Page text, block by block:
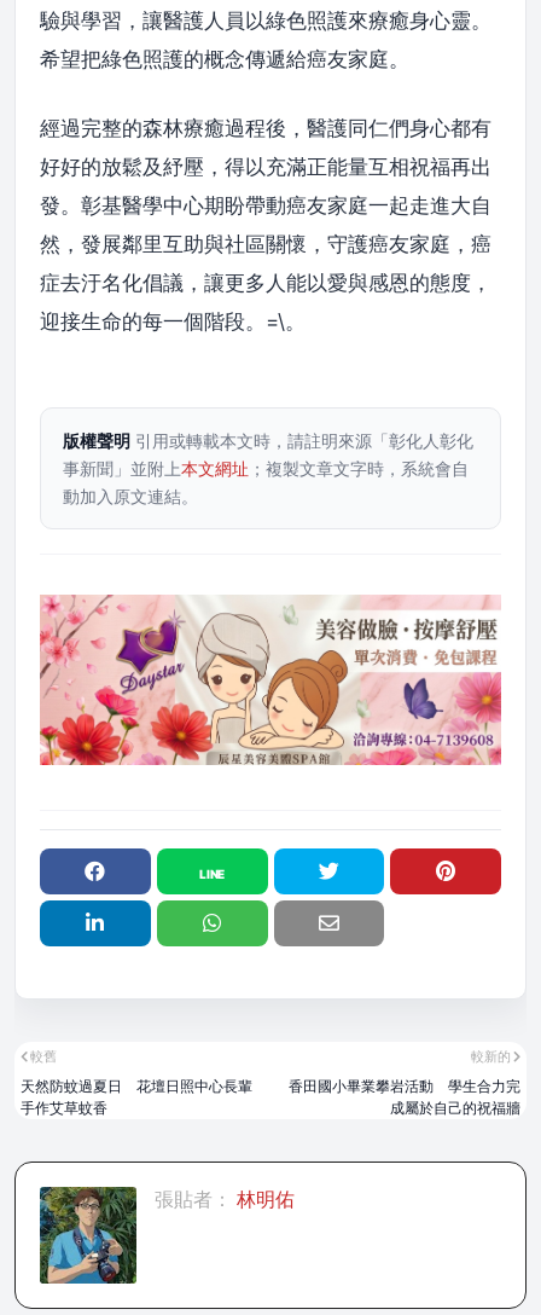
驗與學習，讓醫護人員以綠色照護來療癒身心靈。
希望把綠色照護的概念傳遞給癌友家庭。
經過完整的森林療癒過程後，醫護同仁們身心都有
好好的放鬆及紓壓，得以充滿正能量互相祝福再出
發。彰基醫學中心期盼帶動癌友家庭一起走進大自
然，發展鄰里互助與社區關懷，守護癌友家庭，癌
症去汙名化倡議，讓更多人能以愛與感恩的態度，
迎接生命的每一個階段。=\。
版權聲明 引用或轉載本文時，請註明來源「彰化人彰化
事新聞」並附上本文網址 ；複製文章文字時，系統會自
動加入原文連結。
較新的
香田國小畢業攀岩活動 學生合力完
成屬於自己的祝福牆
較舊
天然防蚊過夏日 花壇日照中心長輩
手作艾草蚊香
張貼者： 林明佑